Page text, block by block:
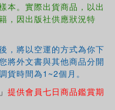
本。實際出貨商品，以出
，因出版社供應狀況特
，將以空運的方式為你下
將外文書與其他商品分開
貨時間為1~2個月。
提供會員七日商品鑑賞期